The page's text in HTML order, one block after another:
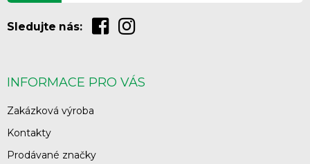
Sledujte nás:
INFORMACE PRO VÁS
Zakázková výroba
Kontakty
Prodávané značky